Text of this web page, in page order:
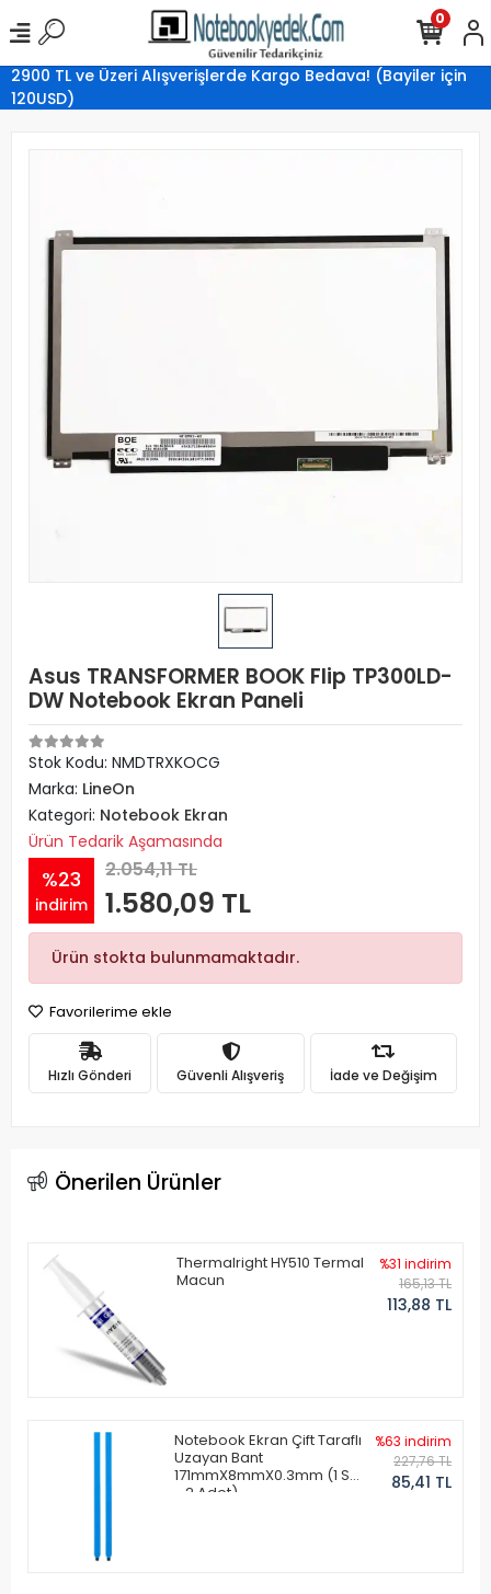
2900 TL ve Üzeri Alışverişlerde Kargo Bedava! (Bayiler için
120USD)
0
Asus TRANSFORMER BOOK Flip TP300LD-
DW Notebook Ekran Paneli
Stok Kodu: NMDTRXKOCG
Marka: LineOn
Kategori: Notebook Ekran
Ürün Tedarik Aşamasında
%23
indirim
2.054,11 TL
1.580,09 TL
Ürün stokta bulunmamaktadır.
Favorilerime ekle
Hızlı Gönderi Güvenli Alışveriş İade ve Değişim
Önerilen Ürünler
Thermalright HY510 Termal
Macun
%31 indirim
165,13 TL
113,88 TL
Notebook Ekran Çift Taraflı
Uzayan Bant
171mmX8mmX0.3mm (1 Set
- 2 Adet)
%63 indirim
227,76 TL
85,41 TL